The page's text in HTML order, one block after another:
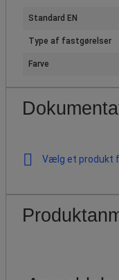
Standard EN
Type af fastgørelser
Farve
Vælg et produkt